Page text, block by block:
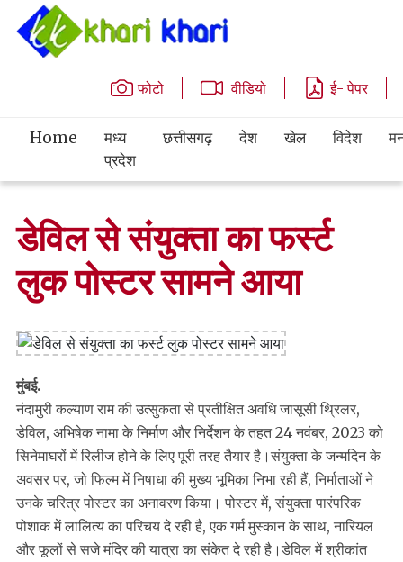
फोटो वीडियो ई- पेपर
Home
मध्य
प्रदेश
छत्तीसगढ़ देश खेल विदेश
डेविल से संयुक्ता का फर्स्ट
लुक पोस्टर सामने आया
मुंबई.
नंदामुरी कल्याण राम की उत्सुकता से प्रतीक्षित अवधि जासूसी थ्रिलर,
डेविल, अभिषेक नामा के निर्माण और निर्देशन के तहत 24 नवंबर, 2023 को
सिनेमाघरों में रिलीज होने के लिए पूरी तरह तैयार है।संयुक्ता के जन्मदिन के
अवसर पर, जो फिल्म में निषाधा की मुख्य भूमिका निभा रही हैं, निर्माताओं ने
उनके चरित्र पोस्टर का अनावरण किया। पोस्टर में, संयुक्ता पारंपरिक
पोशाक में लालित्य का परिचय दे रही है, एक गर्म मुस्कान के साथ, नारियल
और फूलों से सजे मंदिर की यात्रा का संकेत दे रही है।डेविल में श्रीकांत